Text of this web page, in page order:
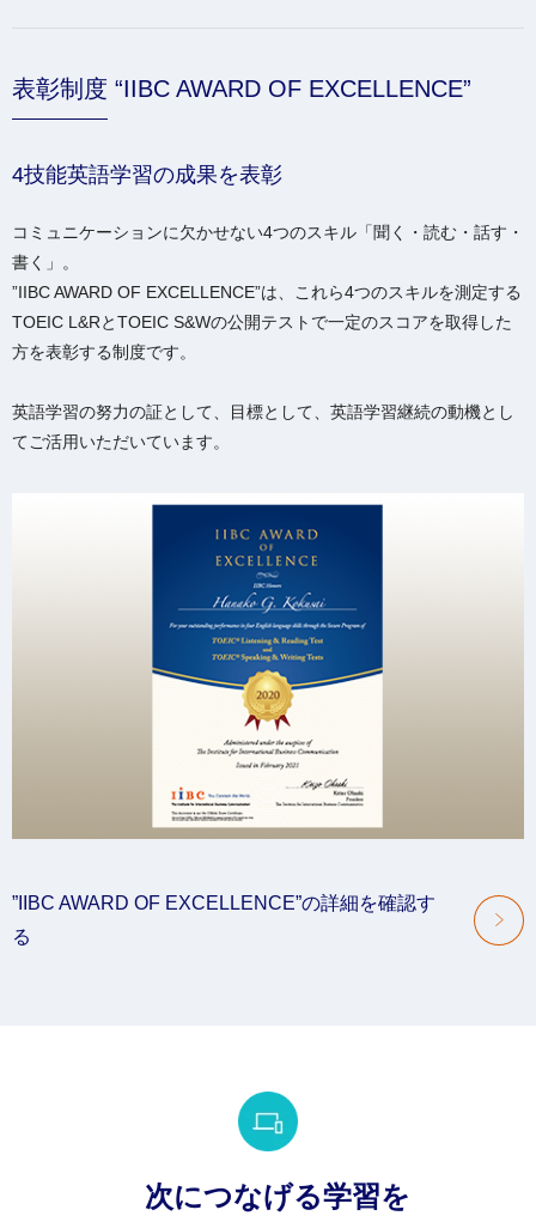
表彰制度 “IIBC AWARD OF EXCELLENCE”
4技能英語学習の成果を表彰
コミュニケーションに欠かせない4つのスキル「聞く・読む・話す・
書く」。
”IIBC AWARD OF EXCELLENCE”は、これら4つのスキルを測定する
TOEIC L&RとTOEIC S&Wの公開テストで一定のスコアを取得した
方を表彰する制度です。
英語学習の努力の証として、目標として、英語学習継続の動機とし
てご活用いただいています。
”IIBC AWARD OF EXCELLENCE”の詳細を確認す
る
次につなげる学習を